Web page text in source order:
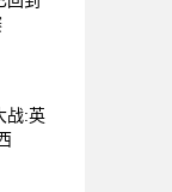
战:英